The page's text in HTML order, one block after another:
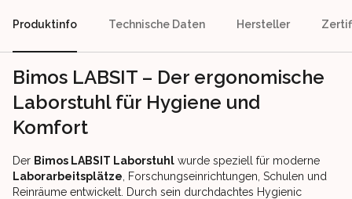
Produktinfo Technische Daten Hersteller
Bimos LABSIT – Der ergonomische
Laborstuhl für Hygiene und
Komfort
Der Bimos LABSIT Laborstuhl wurde speziell für moderne
Laborarbeitsplätze , Forschungseinrichtungen, Schulen und
Reinräume entwickelt. Durch sein durchdachtes Hygienic